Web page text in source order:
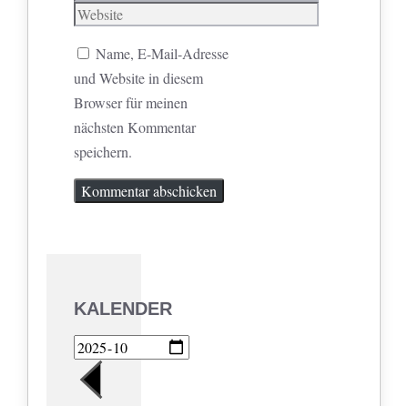
Mail
Website
Name, E-Mail-Adresse
und Website in diesem
Browser für meinen
nächsten Kommentar
speichern.
KALENDER